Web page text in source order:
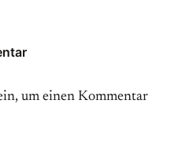
um einen Kommentar